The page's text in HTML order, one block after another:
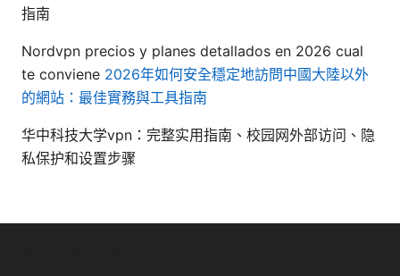
指南
Nordvpn precios y planes detallados en 2026 cual
te conviene 2026年如何安全穩定地訪問中國大陸以外
的網站：最佳實務與工具指南
华中科技大学vpn：完整实用指南、校园网外部访问、隐
私保护和设置步骤